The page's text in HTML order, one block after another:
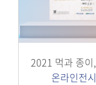
온라인전시